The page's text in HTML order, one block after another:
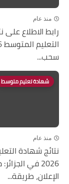
منذ عام
رابط الاطلاع
سحب...
شهادة تعليم متوسط
منذ عام
نتائج شهادة
2026 في
الإعلان، طريقة...